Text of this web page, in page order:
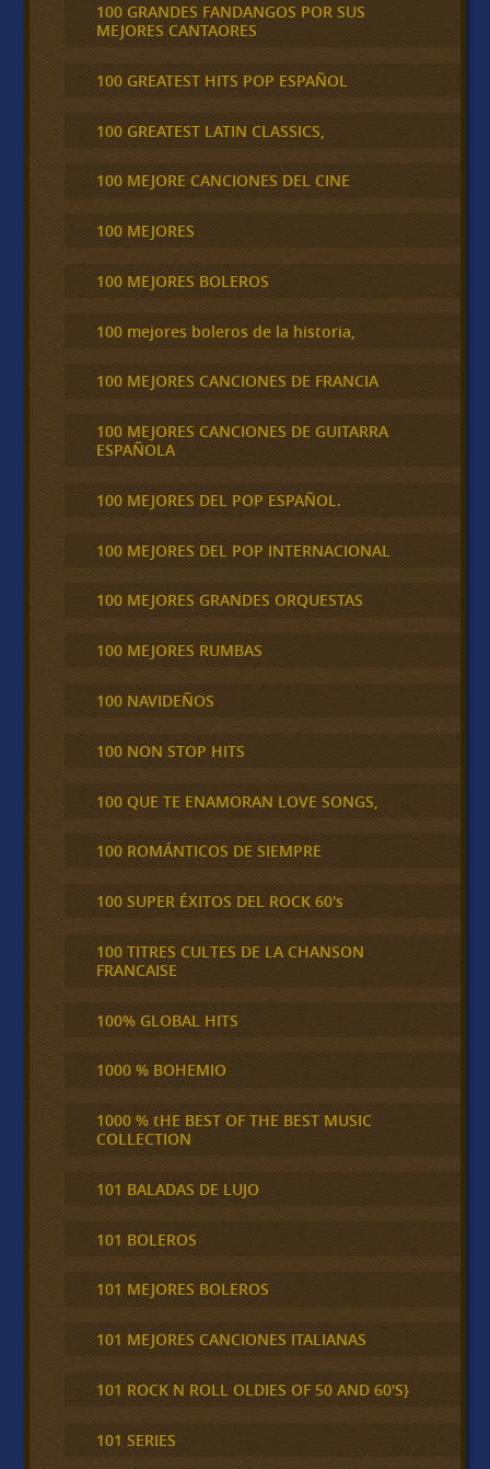
100 GRANDES FANDANGOS POR SUS
MEJORES CANTAORES
100 GREATEST HITS POP ESPAÑOL
100 GREATEST LATIN CLASSICS,
100 MEJORE CANCIONES DEL CINE
100 MEJORES
100 MEJORES BOLEROS
100 mejores boleros de la historia,
100 MEJORES CANCIONES DE FRANCIA
100 MEJORES CANCIONES DE GUITARRA
ESPAÑOLA
100 MEJORES DEL POP ESPAÑOL.
100 MEJORES DEL POP INTERNACIONAL
100 MEJORES GRANDES ORQUESTAS
100 MEJORES RUMBAS
100 NAVIDEÑOS
100 NON STOP HITS
100 QUE TE ENAMORAN LOVE SONGS,
100 ROMÁNTICOS DE SIEMPRE
100 SUPER ÉXITOS DEL ROCK 60's
100 TITRES CULTES DE LA CHANSON
FRANCAISE
100% GLOBAL HITS
1000 % BOHEMIO
1000 % tHE BEST OF THE BEST MUSIC
COLLECTION
101 BALADAS DE LUJO
101 BOLEROS
101 MEJORES BOLEROS
101 MEJORES CANCIONES ITALIANAS
101 ROCK N ROLL OLDIES OF 50 AND 60'S}
101 SERIES